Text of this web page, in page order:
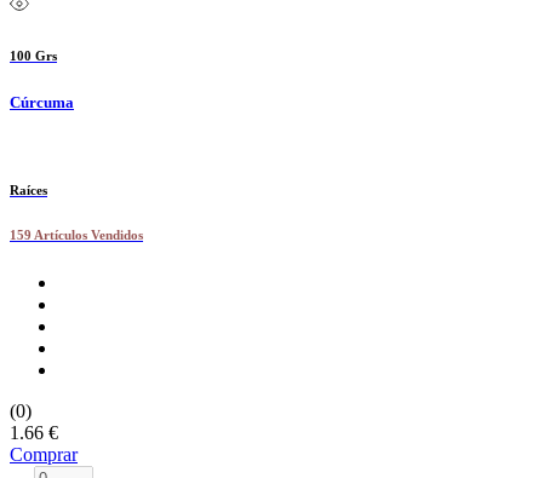
100 Grs
Cúrcuma
Raíces
159 Artículos Vendidos
(0)
1.66 €
Comprar